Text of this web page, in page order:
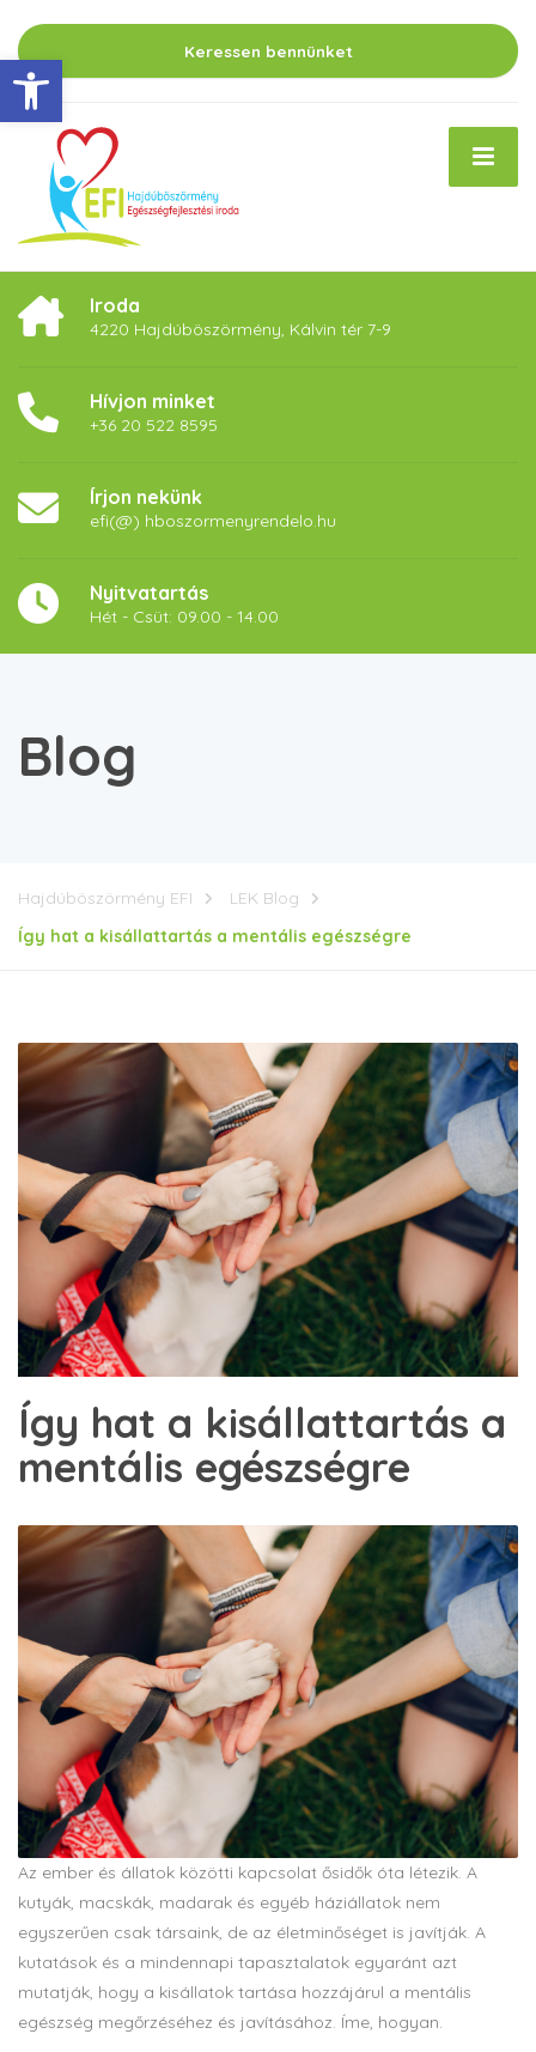
Eszköztár megnyitása
Keressen bennünket
Iroda
4220 Hajdúböszörmény, Kálvin tér 7-9
Hívjon minket
+36 20 522 8595
Írjon nekünk
efi(@) hboszormenyrendelo.hu
Nyitvatartás
Hét - Csüt: 09.00 - 14.00
Blog
Hajdúböszörmény EFI
LEK Blog
Így hat a kisállattartás a mentális egészségre
Így hat a kisállattartás a
mentális egészségre
Az ember és állatok közötti kapcsolat ősidők óta létezik. A
kutyák, macskák, madarak és egyéb háziállatok nem
egyszerűen csak társaink, de az életminőséget is javítják. A
kutatások és a mindennapi tapasztalatok egyaránt azt
mutatják, hogy a kisállatok tartása hozzájárul a mentális
egészség megőrzéséhez és javításához. Íme, hogyan.